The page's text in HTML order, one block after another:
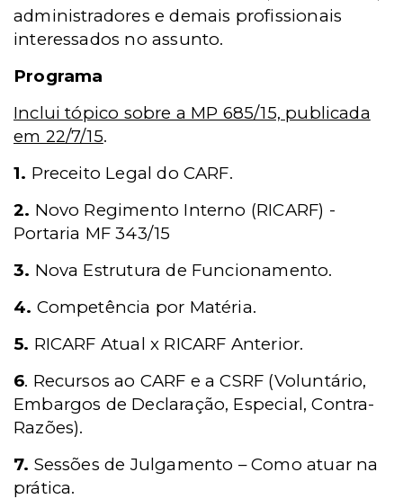
administradores e demais profissionais
interessados no assunto.
Programa
Inclui tópico sobre a MP 685/15, publicada
em 22/7/15.
1. Preceito Legal do CARF.
2. Novo Regimento Interno (RICARF) -
Portaria MF 343/15
3. Nova Estrutura de Funcionamento.
4. Competência por Matéria.
5. RICARF Atual x RICARF Anterior.
6. Recursos ao CARF e a CSRF (Voluntário,
Embargos de Declaração, Especial, Contra-
Razões).
7. Sessões de Julgamento – Como atuar na
prática.